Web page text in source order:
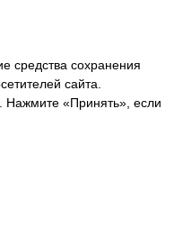
средства сохранения
сайта.
. Нажмите «Принять», если